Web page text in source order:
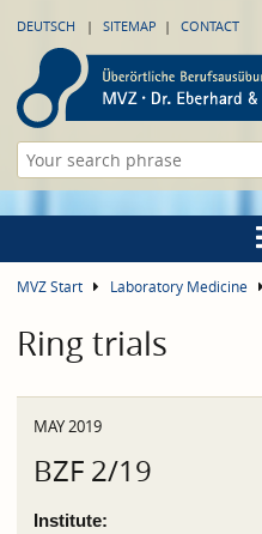
DEUTSCH SITEMAP CONTACT
MVZ Start Laboratory Medicine
Ring trials
MAY 2019
BZF 2/19
Institute: